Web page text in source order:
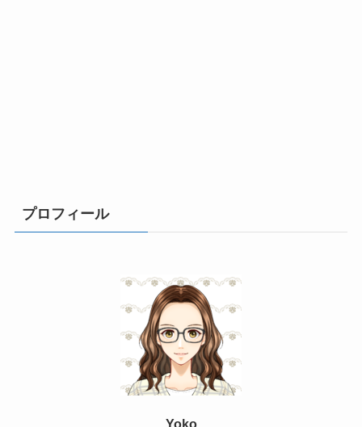
プロフィール
Yoko